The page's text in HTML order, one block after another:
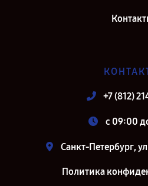
+7 (812)
c 09:00
Санкт-Петербург,
Политика